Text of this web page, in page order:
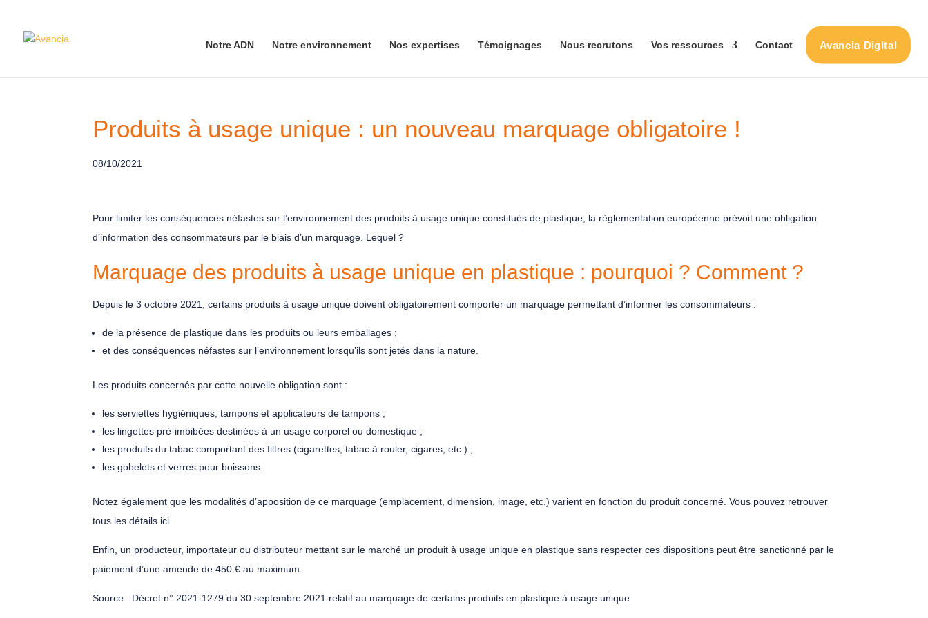
Notre ADN Notre environnement Nos expertises Témoignages Nous recrutons Vos ressources Contact Avancia Digital
Produits à usage unique : un nouveau marquage obligatoire !
08/10/2021
Pour limiter les conséquences néfastes sur l’environnement des produits à usage unique constitués de plastique, la règlementation européenne prévoit une obligation
d’information des consommateurs par le biais d’un marquage. Lequel ?
Marquage des produits à usage unique en plastique : pourquoi ? Comment ?
Depuis le 3 octobre 2021, certains produits à usage unique doivent obligatoirement comporter un marquage permettant d’informer les consommateurs :
de la présence de plastique dans les produits ou leurs emballages ;
et des conséquences néfastes sur l’environnement lorsqu’ils sont jetés dans la nature.
Les produits concernés par cette nouvelle obligation sont :
les serviettes hygiéniques, tampons et applicateurs de tampons ;
les lingettes pré-imbibées destinées à un usage corporel ou domestique ;
les produits du tabac comportant des filtres (cigarettes, tabac à rouler, cigares, etc.) ;
les gobelets et verres pour boissons.
Notez également que les modalités d’apposition de ce marquage (emplacement, dimension, image, etc.) varient en fonction du produit concerné. Vous pouvez retrouver
tous les détails ici.
Enfin, un producteur, importateur ou distributeur mettant sur le marché un produit à usage unique en plastique sans respecter ces dispositions peut être sanctionné par le
paiement d’une amende de 450 € au maximum.
Source : Décret n° 2021-1279 du 30 septembre 2021 relatif au marquage de certains produits en plastique à usage unique